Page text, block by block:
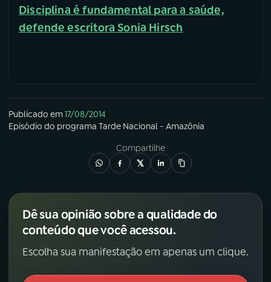
Disciplina é fundamental para a saúde,
defende escritora Sonia Hirsch
Publicado em17/08/2014
Episódio do programa Tarde Nacional - Amazônia
Compartilhe
Dê sua opinião sobre a qualidade do
conteúdo que você acessou.
Escolha sua manifestação em apenas um clique.